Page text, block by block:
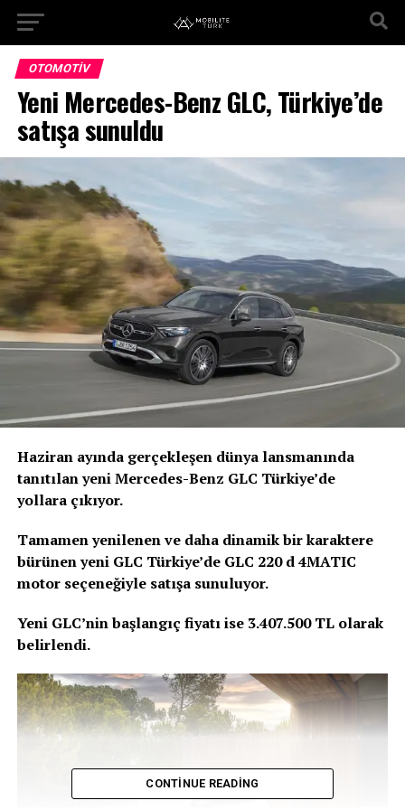
OTOMOTIV
Yeni Mercedes-Benz GLC, Türkiye’de
satışa sunuldu
Haziran ayında gerçekleşen dünya lansmanında
tanıtılan yeni Mercedes-Benz GLC Türkiye’de
yollara çıkıyor.
Tamamen yenilenen ve daha dinamik bir karaktere
bürünen yeni GLC Türkiye’de GLC 220 d 4MATIC
motor seçeneğiyle satışa sunuluyor.
Yeni GLC’nin başlangıç fiyatı ise 3.407.500 TL olarak
belirlendi.
CONTINUE READING